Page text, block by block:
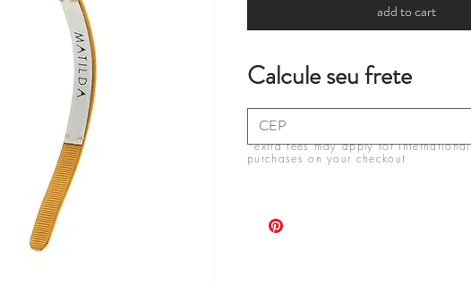
*extra fees may apply for international
purchases on your checkout
add to cart
Calcule seu frete